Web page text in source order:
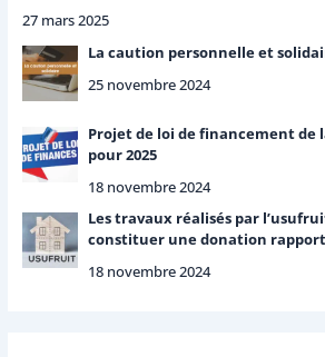
27 mars 2025
La caution personnelle et
25 novembre 2024
Projet de loi de financement de
pour 2025
18 novembre 2024
Les travaux réalisés par
constituer une donation
18 novembre 2024